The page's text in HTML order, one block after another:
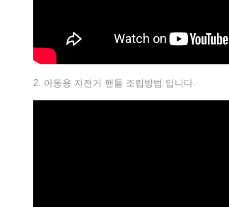
2. 아동용 자전거 핸들 조립방법 입니다.